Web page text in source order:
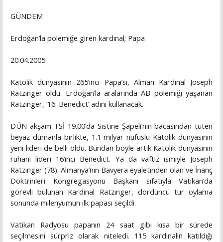
GÜNDEM
Erdoğan’la polemiğe giren kardinal; Papa
20.04.2005
Katolik dünyasının 265’inci Papa’sı, Alman Kardinal Joseph
Ratzinger oldu. Erdoğan’la aralarında AB polemiği yaşanan
Ratzinger, ‘16. Benedict’ adını kullanacak.
DÜN akşam TSİ 19.00’da Sistine Şapeli’nin bacasından tüten
beyaz dumanla birlikte, 1.1 milyar nüfuslu Katolik dünyasının
yeni lideri de belli oldu. Bundan böyle artık Katolik dünyasının
ruhani lideri 16’ıncı Benedict. Ya da vaftiz ismiyle Joseph
Ratzinger (78). Almanya’nın Bavyera eyaletinden olan ve İnanç
Doktrinleri Kongregasyonu Başkanı sıfatıyla Vatikan’da
görevli bulunan Kardinal Ratzinger, dördüncü tur oylama
sonunda milenyumun ilk papası seçildi.
Vatikan Radyosu papanın 24 saat gibi kısa bir sürede
seçilmesini sürpriz olarak niteledi. 115 kardinalin katıldığı